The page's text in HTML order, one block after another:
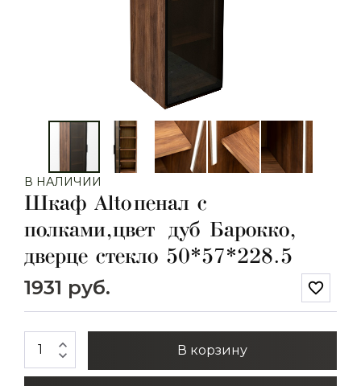
В НАЛИЧИИ
Шкаф Alto пенал c
полками,цвет дуб Барокко,
дверце стекло 50*57*228.5
1931 руб. favorite_border
expand_less
expand_more В корзину